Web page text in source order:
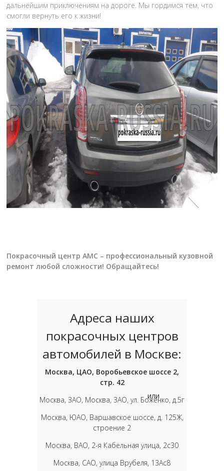
дальнейшим приключениям на дороге. Мы гордимся тем, что
смогли вернуть его к жизни!
Покрасочный центр АМС – профессиональный кузовной
ремонт любой сложности! Обращайтесь!
Адреса наших
покрасочных центров
автомобилей в Москве:
Москва, ЦАО, Воробьевское шоссе 2,
стр. 42
Москва, ЗАО, Москва, ЗАО, ул. Боженко, д.5г
Москва, ЮАО, Варшавское шоссе, д. 125Ж,
строение 2
Москва, ВАО, 2-я Кабельная улица, 2с30
Москва, САО, улица Врубеля, 13Ас8
или